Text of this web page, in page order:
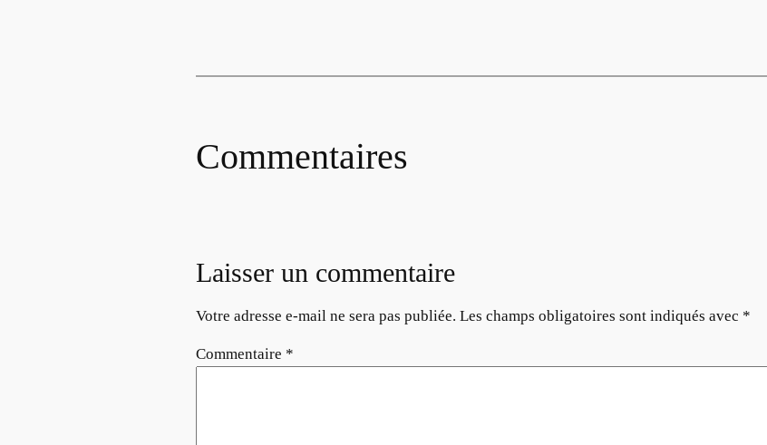
Commentaires
Laisser un commentaire
Votre adresse e-mail ne sera pas publiée. Les champs obligatoires sont indiqués avec *
Commentaire *